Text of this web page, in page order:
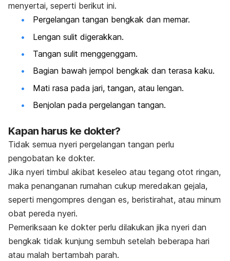
menyertai, seperti berikut ini.
Pergelangan tangan bengkak dan memar.
Lengan sulit digerakkan.
Tangan sulit menggenggam.
Bagian bawah jempol bengkak dan terasa kaku.
Mati rasa pada jari, tangan, atau lengan.
Benjolan pada pergelangan tangan.
Kapan harus ke dokter?
Tidak semua nyeri pergelangan tangan perlu
pengobatan ke dokter.
Jika nyeri timbul akibat keseleo atau tegang otot ringan,
maka penanganan rumahan cukup meredakan gejala,
seperti mengompres dengan es, beristirahat, atau minum
obat pereda nyeri.
Pemeriksaan ke dokter perlu dilakukan jika nyeri dan
bengkak tidak kunjung sembuh setelah beberapa hari
atau malah bertambah parah.